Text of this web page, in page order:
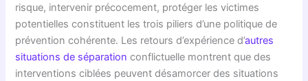
risque, intervenir précocement, protéger les victimes
potentielles constituent les trois piliers d’une politique de
prévention cohérente. Les retours d’expérience d’autres
situations de séparation conflictuelle montrent que des
interventions ciblées peuvent désamorcer des situations